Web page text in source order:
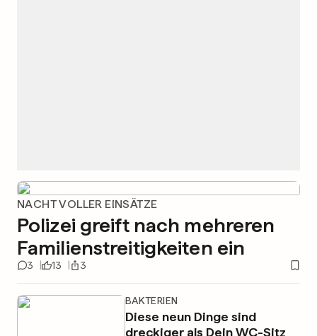
NACHT VOLLER EINSÄTZE
Polizei greift nach mehreren
Familienstreitigkeiten ein
3 13 3
BAKTERIEN
Diese neun Dinge sind
dreckiger als Dein WC-Sitz